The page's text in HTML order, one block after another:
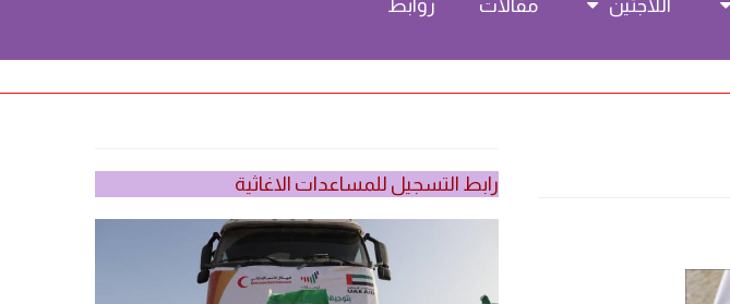
اللاجئين مقالات روابط
رابط التسجيل للمساعدات الاغاثية